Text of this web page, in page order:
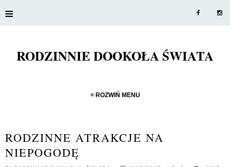
≡
RODZINNIE DOOKOŁA ŚWIATA
≡ ROZWIŃ MENU
RODZINNE ATRAKCJE NA
NIEPOGODĘ